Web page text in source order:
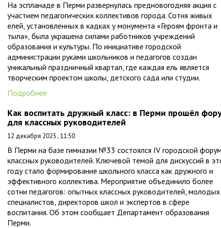
На эспланаде в Перми развернулась предновогодняя акция с
участием педагогических коллективов города. Сотня живых
елей, установленных в кадках у монумента «Героям фронта и
тыла», была украшена силами работников учреждений
образования и культуры. По инициативе городской
администрации руками школьников и педагогов создан
уникальный праздничный квартал, где каждая ель является
творческим проектом школы, детского сада или студии.
Подробнее
Как воспитать дружный класс: в Перми прошёл
для классных руководителей
12 декабря 2025 , 11:50
В Перми на базе гимназии №33 состоялся IV городской
классных руководителей. Ключевой темой для дискуссий в
году стало формирование школьного класса как дружного и
эффективного коллектива. Мероприятие объединило более
сотни педагогов: опытных классных руководителей, молодых
специалистов, директоров школ и экспертов в сфере
воспитания. Об этом сообщает Департамент образования
Перми.